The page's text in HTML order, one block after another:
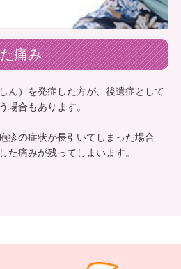
痛み
ん）を発症した方が、後遺症として
場合もあります。
疹の症状が長引いてしまった場合
た痛みが残ってしまいます。